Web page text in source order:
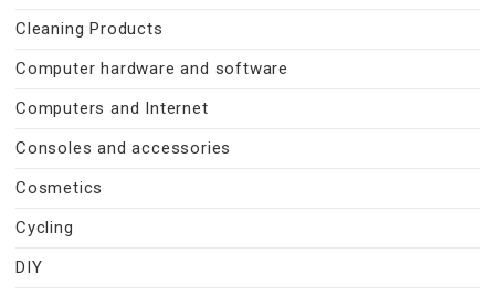
Cleaning Products
Computer hardware and software
Computers and Internet
Consoles and accessories
Cosmetics
Cycling
DIY